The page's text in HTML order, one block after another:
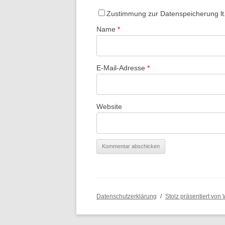
Zustimmung zur Datenspeicherung
Name *
E-Mail-Adresse *
Website
Datenschutzerklärung Stolz präsentiert von